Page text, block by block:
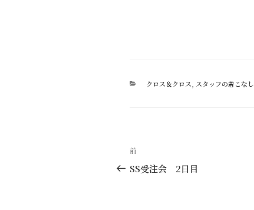
カ
クロス＆クロス スタッフの着こなし
投
稿
過
去
前
SS受注会 2日目